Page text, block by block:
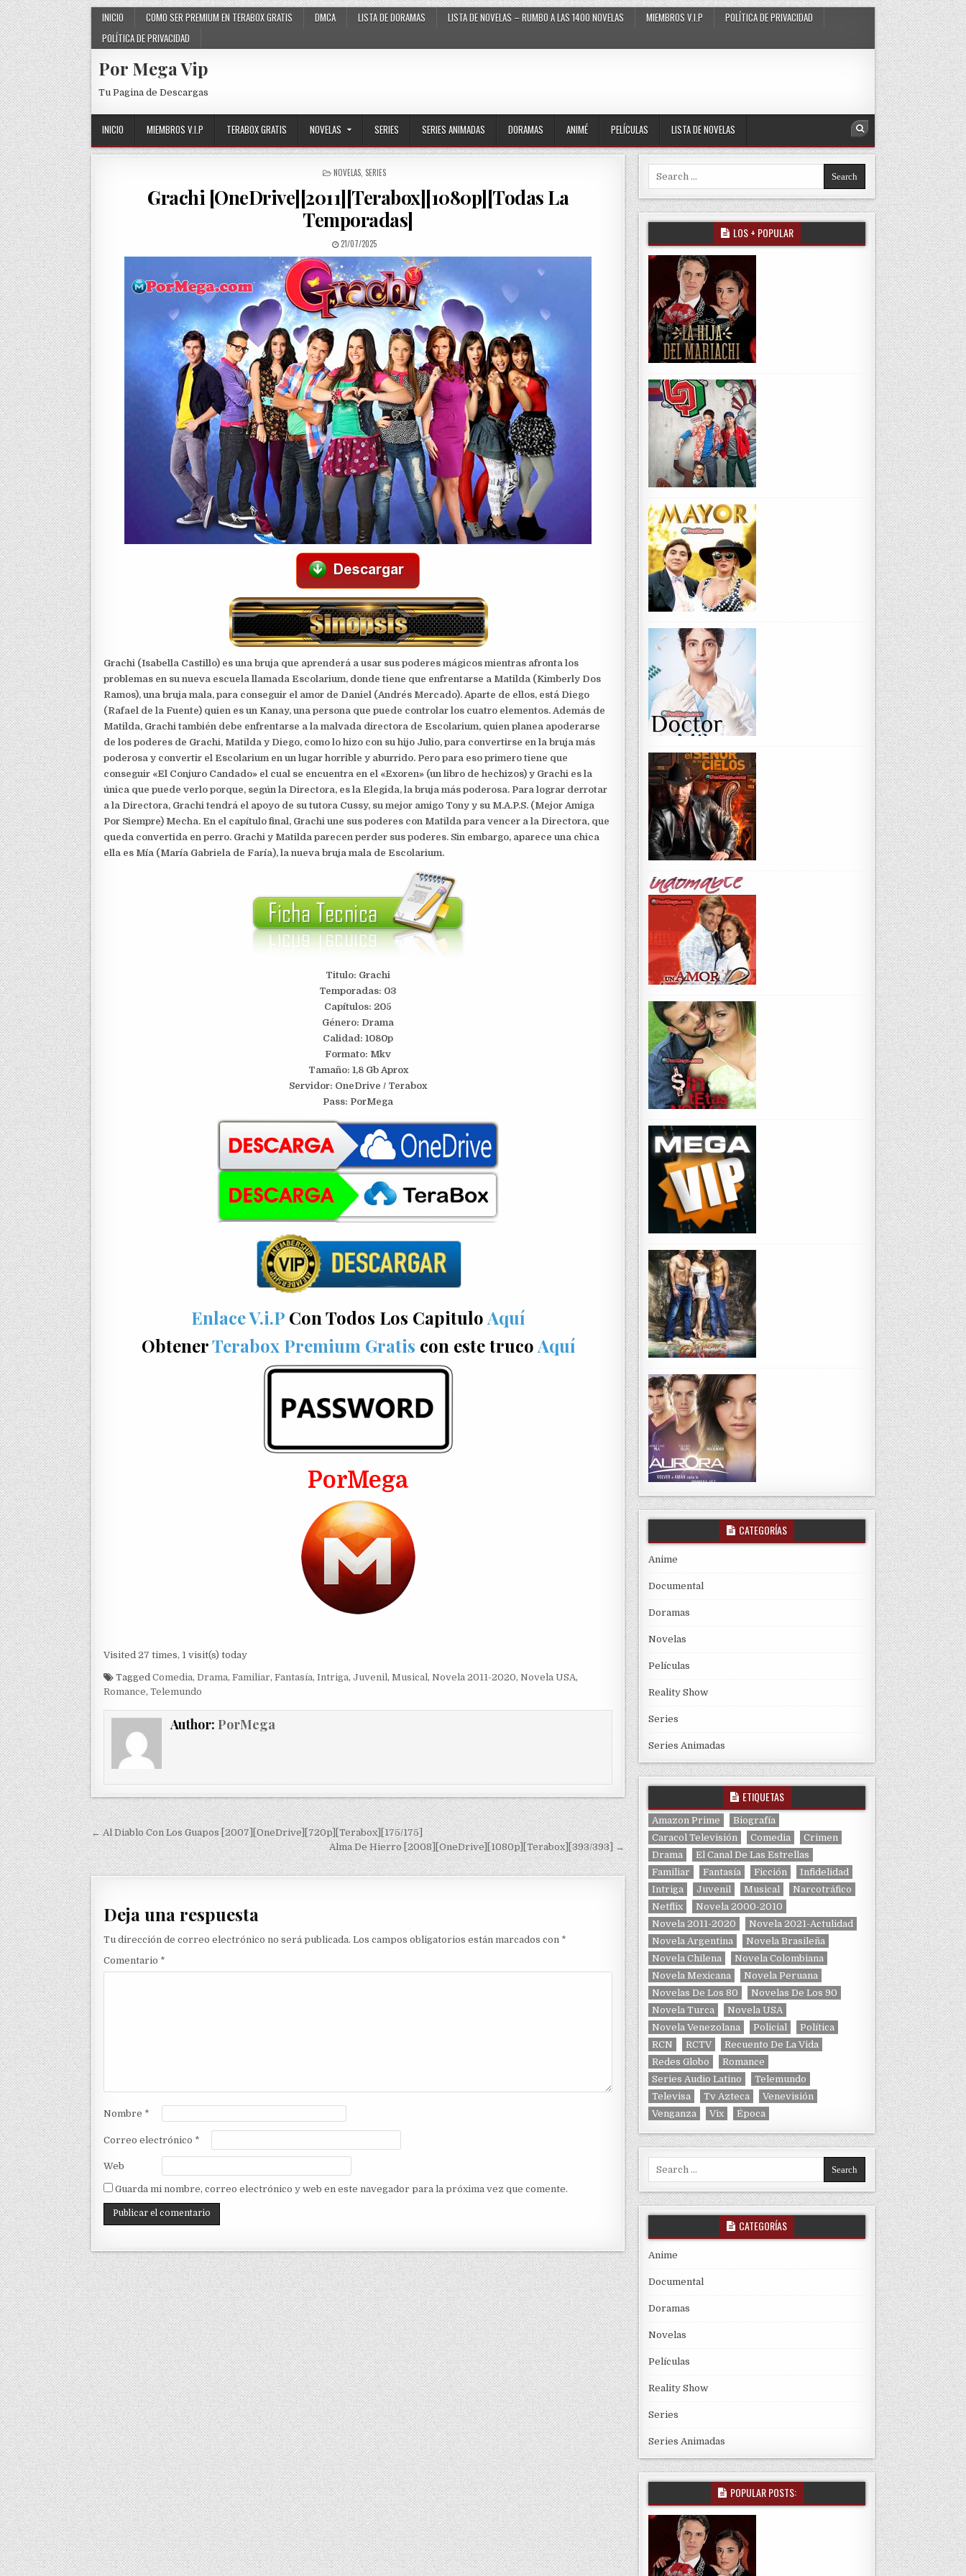
Skip to content INICIO COMO SER PREMIUM EN TERABOX GRATIS DMCA LISTA DE DORAMAS LISTA DE NOVELAS – RUMBO A LAS 1400 NOVELAS MIEMBROS V.I.P
POLÍTICA DE PRIVACIDAD
POLÍTICA DE PRIVACIDAD
Por Mega Vip
Tu Pagina de Descargas
INICIO MIEMBROS V.I.P TERABOX GRATIS NOVELAS SERIES SERIES ANIMADAS DORAMAS ANIMÉ PELÍCULAS LISTA DE NOVELAS Search
POSTED IN
NOVELAS SERIES
Grachi [OneDrive][2011][Terabox][1080p][Todas La
Temporadas]
PUBLISHED DATE:
21/07/2025
Grachi (Isabella Castillo) es una bruja que aprenderá a usar sus poderes mágicos mientras afronta los
problemas en su nueva escuela llamada Escolarium, donde tiene que enfrentarse a Matilda (Kimberly Dos
Ramos), una bruja mala, para conseguir el amor de Daniel (Andrés Mercado). Aparte de ellos, está Diego
(Rafael de la Fuente) quien es un Kanay, una persona que puede controlar los cuatro elementos. Además de
Matilda, Grachi también debe enfrentarse a la malvada directora de Escolarium, quien planea apoderarse
de los poderes de Grachi, Matilda y Diego, como lo hizo con su hijo Julio, para convertirse en la bruja más
poderosa y convertir el Escolarium en un lugar horrible y aburrido. Pero para eso primero tiene que
conseguir «El Conjuro Candado» el cual se encuentra en el «Exoren» (un libro de hechizos) y Grachi es la
única que puede verlo porque, según la Directora, es la Elegida, la bruja más poderosa. Para lograr derrotar
a la Directora, Grachi tendrá el apoyo de su tutora Cussy, su mejor amigo Tony y su M.A.P.S. (Mejor Amiga
Por Siempre) Mecha. En el capítulo final, Grachi une sus poderes con Matilda para vencer a la Directora, que
queda convertida en perro. Grachi y Matilda parecen perder sus poderes. Sin embargo, aparece una chica
ella es Mía (María Gabriela de Faría), la nueva bruja mala de Escolarium.
Titulo: Grachi
Temporadas: 03
Capítulos: 205
Género: Drama
Calidad: 1080p
Formato: Mkv
Tamaño: 1,8 Gb Aprox
Servidor: OneDrive / Terabox
Pass: PorMega
Enlace V.i.P Con Todos Los CapituloAquí
ObtenerTerabox Premium Gratis con este truco Aquí
PorMega
Visited 27 times, 1 visit(s) today
Tagged Comedia, Drama, Familiar, Fantasía, Intriga, Juvenil, Musical, Novela 2011-2020, Novela USA,
Romance, Telemundo
Author: PorMega
Navegación de entradas
← Al Diablo Con Los Guapos [2007][OneDrive][720p][Terabox][175/175]
Alma De Hierro [2008][OneDrive][1080p][Terabox][393/393] →
Deja una respuesta
Tu dirección de correo electrónico no será publicada. Los campos obligatorios están marcados con *
Comentario *
Nombre *
Correo electrónico *
Web
Guarda mi nombre, correo electrónico y web en este navegador para la próxima vez que comente.
Search for:
LOS + POPULAR
CATEGORÍAS
Anime
Documental
Doramas
Novelas
Películas
Reality Show
Series
Series Animadas
ETIQUETAS
Amazon Prime
Biografía
Caracol Televisión
Comedia
Crimen
Drama
El Canal De Las Estrellas
Familiar
Fantasía Ficción
Infidelidad
Intriga
Juvenil Musical
Narcotráfico
Netflix
Novela 2000-2010
Novela 2011-2020
Novela 2021-Actulidad
Novela Argentina
Novela Brasileña
Novela Chilena
Novela Colombiana
Novela Mexicana
Novela Peruana
Novelas De Los 80
Novelas De Los 90
Novela Turca
Novela USA
Novela Venezolana
Policial
Política
RCN
RCTV
Recuento De La Vida
Redes Globo
Romance
Series Audio Latino
Telemundo
Televisa
Tv Azteca
Venevisión
Venganza
Vix Época
Search for:
CATEGORÍAS
Anime
Documental
Doramas
Novelas
Películas
Reality Show
Series
Series Animadas
POPULAR POSTS: